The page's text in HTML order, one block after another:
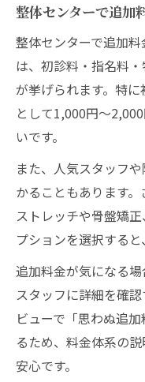
ト
納得して整体セ
整体選びで
整体センタ
ト
整体センタ
整体と自分
整体センターで追加
整体センターで追加
は、初診料・指名料
が挙げられます。特
として1,000円～
いです。
また、人気スタッフ
かることもあります
ストレッチや骨盤矯
プションを選択すると
追加料金が気になる
スタッフに詳細を確
ビューで「思わぬ追
るため、料金体系の
安心です。